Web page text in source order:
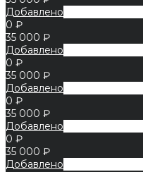
Добавлено
0 ₽
35 000 ₽
Добавлено
0 ₽
35 000 ₽
Добавлено
0 ₽
35 000 ₽
Добавлено
0 ₽
35 000 ₽
Добавлено